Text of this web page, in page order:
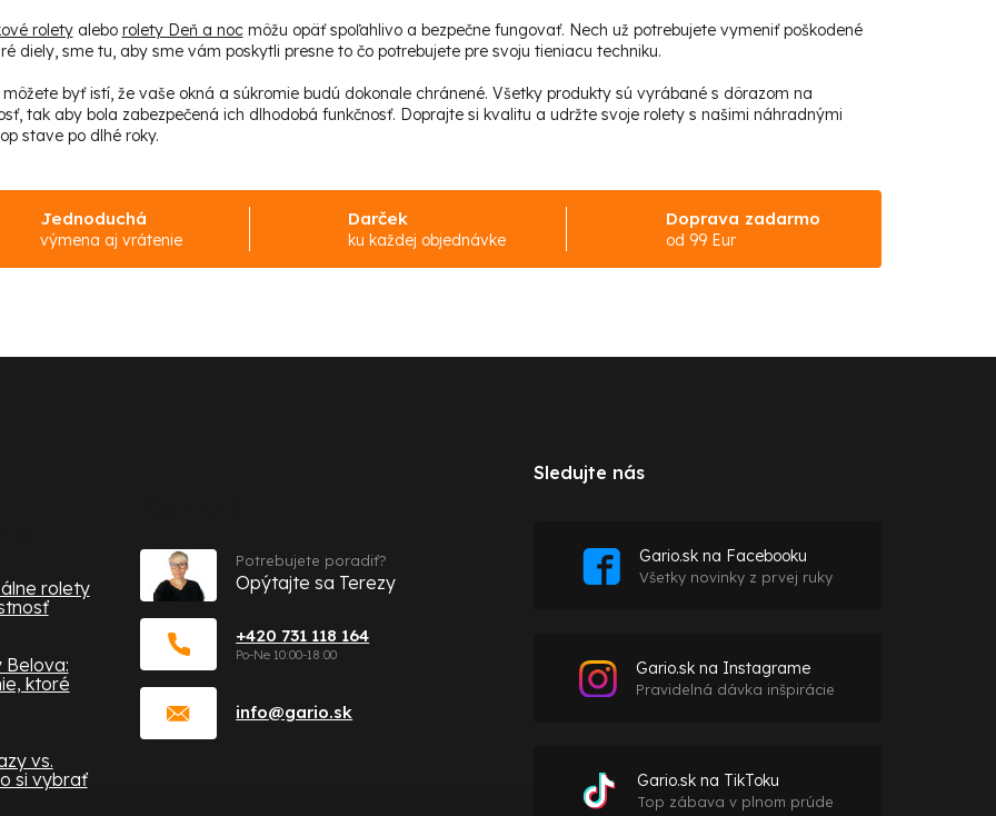
d
a
c
i
p
r
v
k
ý
roletyalebo rolety Deň a nocmôžu opäť spoľahlivo a bezpečne fungovať. Nech už potrebujete vymeniť poškodené
diely, sme tu, aby sme vám poskytli presne to čo potrebujete pre svoju tieniacu techniku.
môžete byť istí, že vaše okná a súkromie budú dokonale chránené. Všetky produkty sú vyrábané s dôrazom na
tak aby bola zabezpečená ich dlhodobá funkčnosť. Doprajte si kvalitu a udržte svoje rolety s našimi náhradnými
stave po dlhé roky.
Jednoduchá
výmena aj vrátenie
Darček
ku každej objednávke
Doprava zadarmo
od 99 Eur
rolety
ktoré
vs.
si vybrať
info@gario.sk
+420 731 118 164
Potrebujete poradiť?
Opýtajte sa Terezy
Sledujte nás
Gario.sk na Facebooku
Všetky novinky z prvej ruky
Gario.sk na Instagrame
Pravidelná dávka inšpirácie
Gario.sk na TikToku
Top zábava v plnom prúde